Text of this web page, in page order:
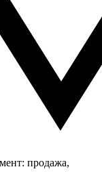
продажа,